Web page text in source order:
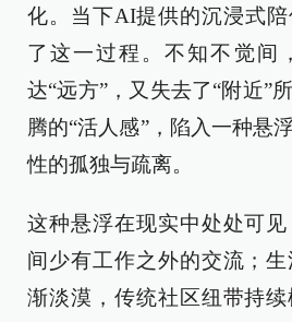
化。当下AI提供的沉浸式
了这一过程。不知不觉间
达“远方”，又失去了“附近”
腾的“活人感”，陷入一种悬
性的孤独与疏离。
这种悬浮在现实中处处可
间少有工作之外的交流；
渐淡漠，传统社区纽带持